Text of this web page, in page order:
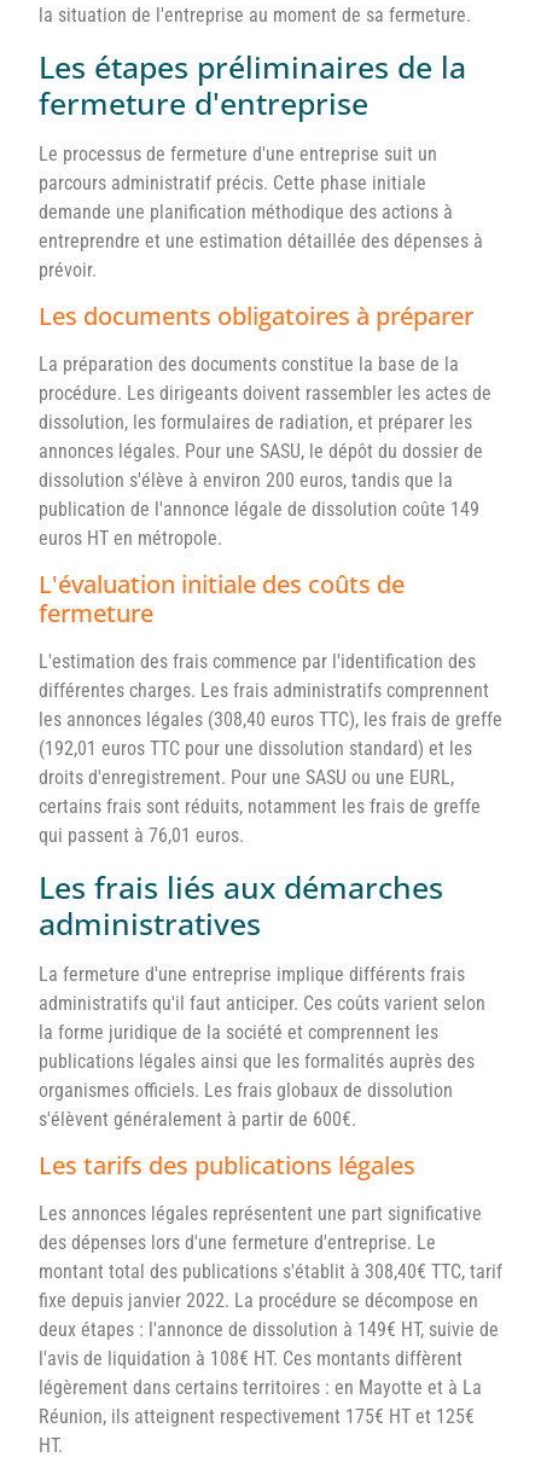
la situation de l'entreprise au moment de sa fermeture.
Les étapes préliminaires de la
fermeture d'entreprise
Le processus de fermeture d'une entreprise suit un
parcours administratif précis. Cette phase initiale
demande une planification méthodique des actions à
entreprendre et une estimation détaillée des dépenses à
prévoir.
Les documents obligatoires à préparer
La préparation des documents constitue la base de la
procédure. Les dirigeants doivent rassembler les actes de
dissolution, les formulaires de radiation, et préparer les
annonces légales. Pour une SASU, le dépôt du dossier de
dissolution s'élève à environ 200 euros, tandis que la
publication de l'annonce légale de dissolution coûte 149
euros HT en métropole.
L'évaluation initiale des coûts de
fermeture
L'estimation des frais commence par l'identification des
différentes charges. Les frais administratifs comprennent
les annonces légales (308,40 euros TTC), les frais de greffe
(192,01 euros TTC pour une dissolution standard) et les
droits d'enregistrement. Pour une SASU ou une EURL,
certains frais sont réduits, notamment les frais de greffe
qui passent à 76,01 euros.
Les frais liés aux démarches
administratives
La fermeture d'une entreprise implique différents frais
administratifs qu'il faut anticiper. Ces coûts varient selon
la forme juridique de la société et comprennent les
publications légales ainsi que les formalités auprès des
organismes officiels. Les frais globaux de dissolution
s'élèvent généralement à partir de 600€.
Les tarifs des publications légales
Les annonces légales représentent une part significative
des dépenses lors d'une fermeture d'entreprise. Le
montant total des publications s'établit à 308,40€ TTC, tarif
fixe depuis janvier 2022. La procédure se décompose en
deux étapes : l'annonce de dissolution à 149€ HT, suivie de
l'avis de liquidation à 108€ HT. Ces montants diffèrent
légèrement dans certains territoires : en Mayotte et à La
Réunion, ils atteignent respectivement 175€ HT et 125€
HT.